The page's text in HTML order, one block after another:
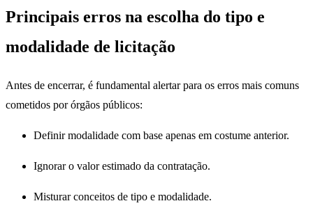
Principais erros na escolha do tipo e
modalidade de licitação
Antes de encerrar, é fundamental alertar para os erros mais comuns
cometidos por órgãos públicos:
Definir modalidade com base apenas em costume anterior.
Ignorar o valor estimado da contratação.
Misturar conceitos de tipo e modalidade.